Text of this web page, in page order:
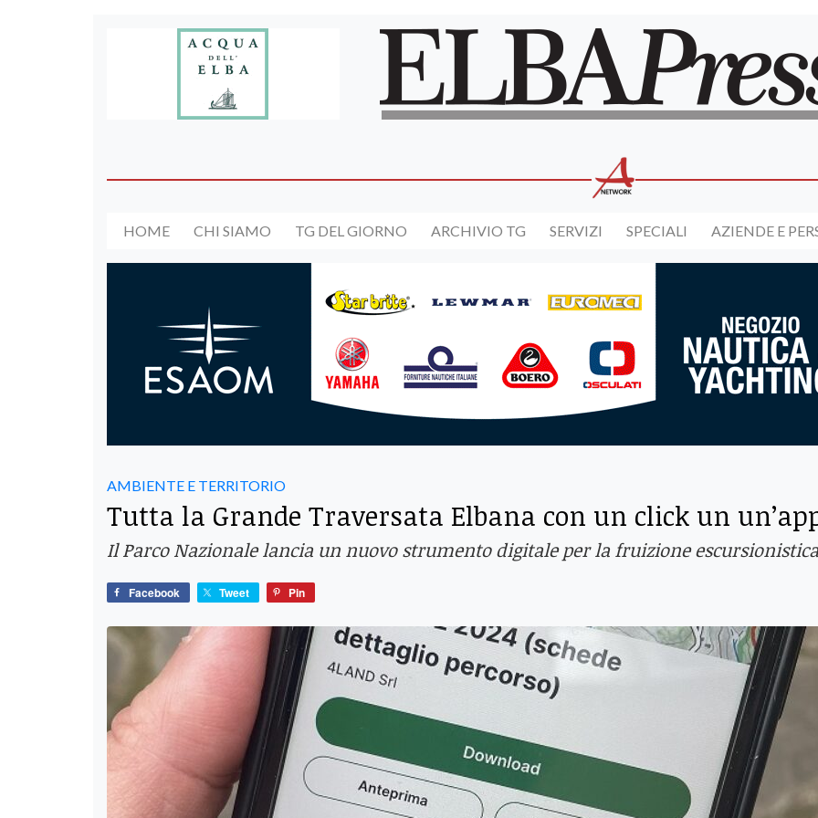
HOME CHI SIAMO TG DEL GIORNO ARCHIVIO TG SERVIZI SPECIALI AZIENDE E
AMBIENTE E TERRITORIO
Tutta la Grande Traversata Elbana con un click un
Il Parco Nazionale lancia un nuovo strumento digitale per la fruizione escursionistica
Facebook Tweet Pin